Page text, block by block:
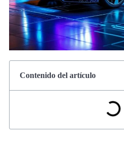
Contenido del artículo